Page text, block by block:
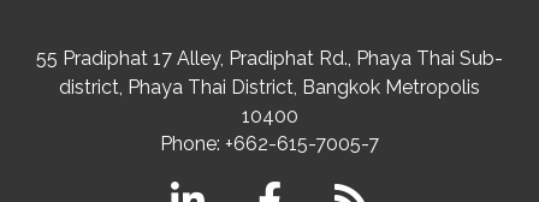
55 Pradiphat 17 Alley, Pradiphat Rd., Phaya Thai Sub-
district Phaya Thai District, Bangkok Metropolis
10400
Phone: +662-615-7005-7